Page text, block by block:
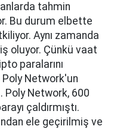
tahmin
Bu durum elbette
Aynı zamanda
oluyor. Çünkü vaat
paralarını
Poly Network'un
Poly Network, 600
çaldırmıştı.
ele geçirilmiş ve